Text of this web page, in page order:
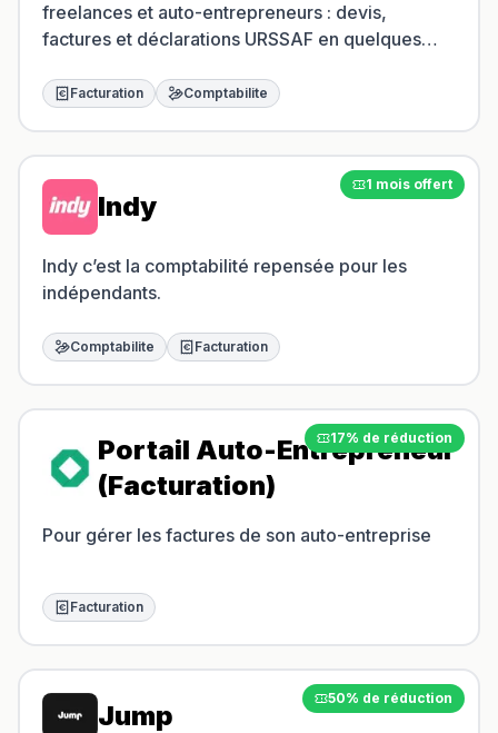
freelances et auto-entrepreneurs : devis,
factures et déclarations URSSAF en quelques
Facturation Comptabilite
Indy
Indy c’est la comptabilité repensée pour les
indépendants.
Comptabilite Facturation
1 mois offert
Portail Auto-Entrepreneur
(Facturation)
Pour gérer les factures de son auto-entreprise
Facturation
17% de réduction
Jump
50% de réduction